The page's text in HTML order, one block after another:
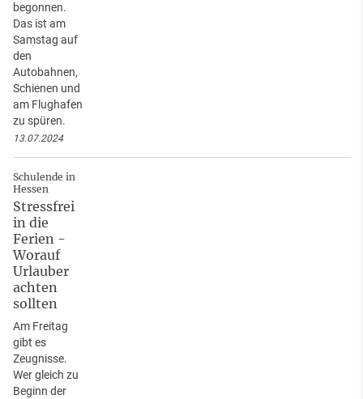
begonnen.
Das ist am
Samstag auf
den
Autobahnen,
Schienen und
am Flughafen
zu spüren.
13.07.2024
Schulende in
Hessen
Stressfrei
in die
Ferien -
Worauf
Urlauber
achten
sollten
Am Freitag
gibt es
Zeugnisse.
Wer gleich zu
Beginn der